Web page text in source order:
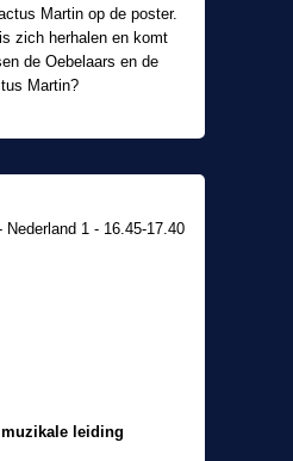
Martin op de poster.
zich herhalen en komt
de Oebelaars en de
Martin?
Nederland 1 - 16.45-17.40
leiding